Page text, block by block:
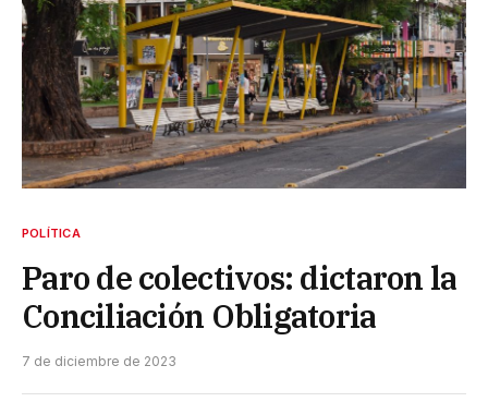
POLÍTICA
Paro de colectivos: dictaron la
Conciliación Obligatoria
7 de diciembre de 2023